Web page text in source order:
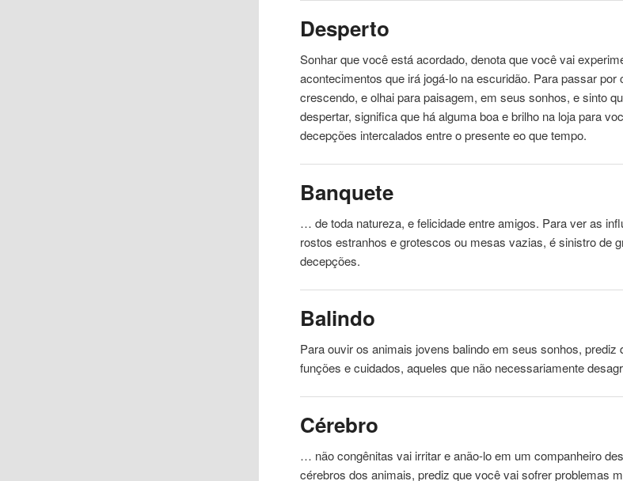
Desperto
Sonhar que você está acordado, denota que você vai
acontecimentos que irá jogá-lo na escuridão. Para passar por
crescendo, e olhai para paisagem, em seus sonhos, e sinto
despertar, significa que há alguma boa e brilho na loja para
decepções intercalados entre o presente eo que tempo.
Banquete
… de toda natureza, e felicidade entre amigos. Para ver as
rostosestranhos e grotescos ou mesas vazias, é sinistro de
decepções.
Balindo
Para ouvir osanimais jovens balindo em seus sonhos, prediz
funções e cuidados, aqueles que não necessariamente
Cérebro
… não congênitas vai irritar e anão-lo em um companheiro
cérebros dosanimais, prediz que você vai sofrer problemas